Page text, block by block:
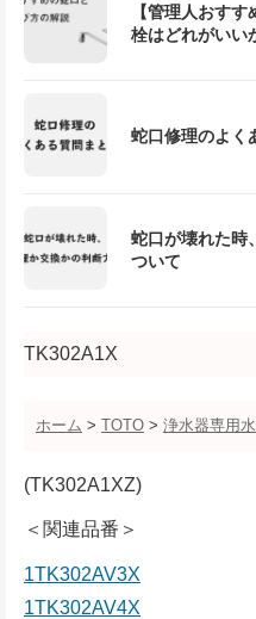
【管理人おす
栓はどれがいい
蛇口修理のよく
蛇口が壊れた時
ついて
TK302A1X
ホーム > TOTO > 浄水器専用
(TK302A1XZ)
＜関連品番＞
1TK302AV3X
1TK302AV4X